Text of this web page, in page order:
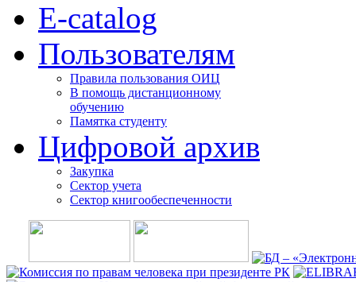
E-catalog
Пользователям
Правила пользования ОИЦ
В помощь дистанционному
обучению
Памятка студенту
Цифровой архив
Закупка
Сектор учета
Сектор книгообеспеченности